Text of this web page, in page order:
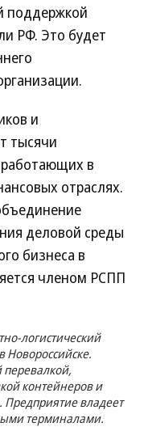
поддержкой
РФ. Это будет
и
тысячи
в
отраслях.
деловой среды
бизнеса в
членом РСПП
логистический
Новороссийске.
контейнеров и
Предприятие владеет
терминалами.